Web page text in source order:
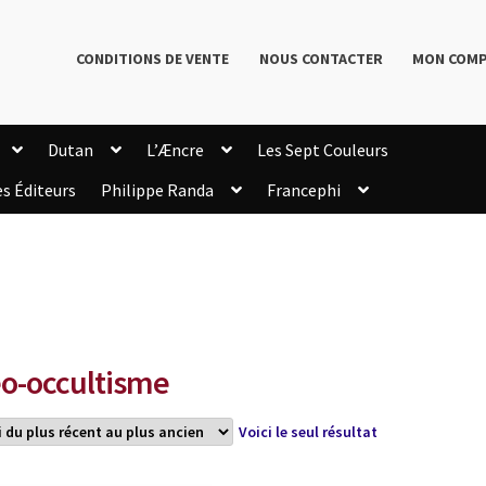
CONDITIONS DE VENTE NOUS CONTACTER MON
Dutan L’Æncre
Les Sept Couleurs
Éditeurs Philippe Randa
Francephi
occultisme
Voici le seul résultat